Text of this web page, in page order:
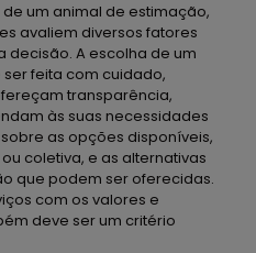
um animal de estimação,
avaliem diversos fatores
decisão. A escolha de um
feita com cuidado,
transparência,
às suas necessidades
as opções disponíveis,
coletiva, e as alternativas
que podem ser oferecidas.
com os valores e
deve ser um critério